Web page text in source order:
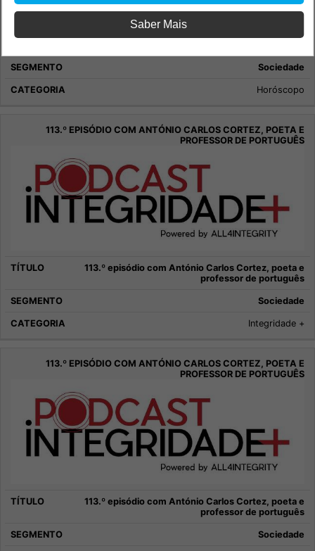
Sociedade
Horóscopo
113.º episódio com António Carlos Cortez, poeta e
professor de português
Sociedade
Integridade +
113.º episódio com António Carlos Cortez, poeta e
professor de português
Sociedade
Saber Mais